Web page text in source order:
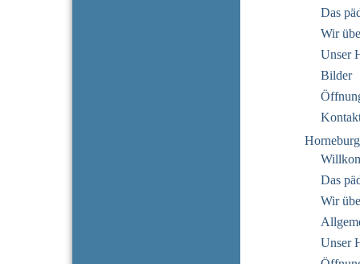
Das
Wir
Unser
Bilder
Das
Wir
Unser